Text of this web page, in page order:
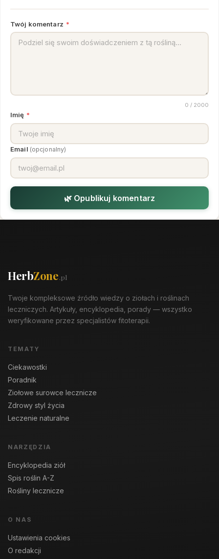
Twój komentarz *
0 / 2000
Imię *
Email (opcjonalny)
🌿 Opublikuj komentarz
HerbZone.pl
Twoje kompleksowe źródło wiedzy o ziołach i roślinach
leczniczych. Artykuły, encyklopedia, porady — wszystko
weryfikowane przez specjalistów fitoterapii.
TEMATY
Ciekawostki
Poradnik
Ziołowe surowce lecznicze
Zdrowy styl życia
Leczenie naturalne
NARZĘDZIA
Encyklopedia ziół
Spis roślin A-Z
Rośliny lecznicze
O NAS
Ustawienia cookies
O redakcji